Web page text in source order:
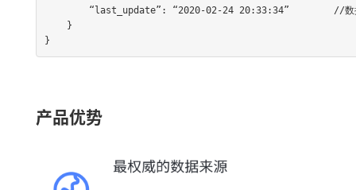
}
产品优势